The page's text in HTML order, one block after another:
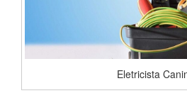
Eletricista